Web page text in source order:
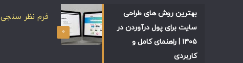
۰
بهترین روش های طراحی
سایت برای پول درآوردن در
۱۴۰۵ | راهنمای کامل و
کاربردی
فرم نظر سنجی